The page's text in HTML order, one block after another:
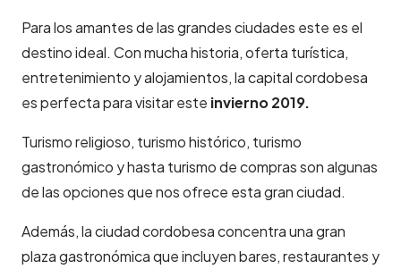
Para los amantes de las grandes ciudades este es el
destino ideal. Con mucha historia, oferta turística,
entretenimiento y alojamientos, la capital cordobesa
es perfecta para visitar este invierno 2019.
Turismo religioso, turismo histórico, turismo
gastronómico y hasta turismo de compras son algunas
de las opciones que nos ofrece esta gran ciudad.
Además, la ciudad cordobesa concentra una gran
plaza gastronómica que incluyen bares, restaurantes y